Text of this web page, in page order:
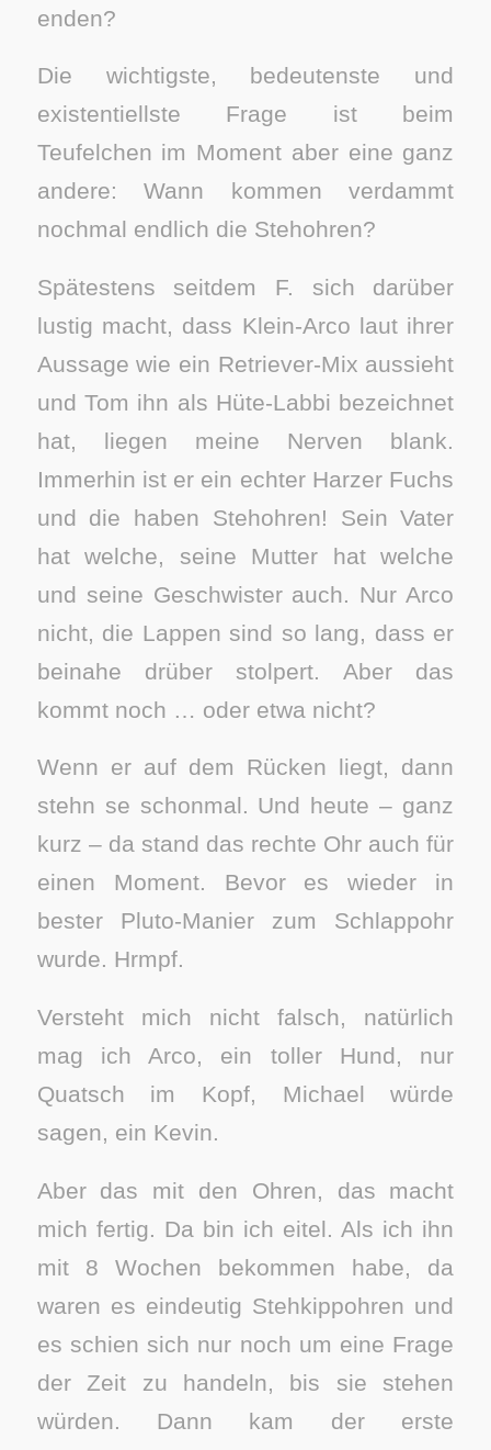
enden?
Die wichtigste, bedeutenste und
existentiellste Frage ist beim
Teufelchen im Moment aber eine ganz
andere: Wann kommen verdammt
nochmal endlich die Stehohren?
Spätestens seitdem F. sich darüber
lustig macht, dass Klein-Arco laut ihrer
Aussage wie ein Retriever-Mix aussieht
und Tom ihn als Hüte-Labbi bezeichnet
hat, liegen meine Nerven blank.
Immerhin ist er ein echter Harzer Fuchs
und die haben Stehohren! Sein Vater
hat welche, seine Mutter hat welche
und seine Geschwister auch. Nur Arco
nicht, die Lappen sind so lang, dass er
beinahe drüber stolpert. Aber das
kommt noch … oder etwa nicht?
Wenn er auf dem Rücken liegt, dann
stehn se schonmal. Und heute – ganz
kurz – da stand das rechte Ohr auch für
einen Moment. Bevor es wieder in
bester Pluto-Manier zum Schlappohr
wurde. Hrmpf.
Versteht mich nicht falsch, natürlich
mag ich Arco, ein toller Hund, nur
Quatsch im Kopf, Michael würde
sagen, ein Kevin.
Aber das mit den Ohren, das macht
mich fertig. Da bin ich eitel. Als ich ihn
mit 8 Wochen bekommen habe, da
waren es eindeutig Stehkippohren und
es schien sich nur noch um eine Frage
der Zeit zu handeln, bis sie stehen
würden. Dann kam der erste